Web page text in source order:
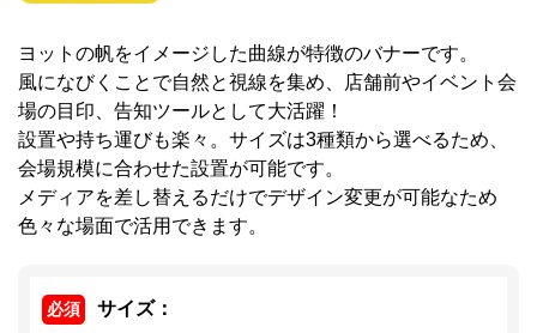
ヨットの帆をイメージした曲線が特徴のバナーです。
風になびくことで自然と視線を集め、店舗前やイベント会
場の目印、告知ツールとして大活躍！
設置や持ち運びも楽々。サイズは3種類から選べるため、
会場規模に合わせた設置が可能です。
メディアを差し替えるだけでデザイン変更が可能なため
色々な場面で活用できます。
サイズ：
必須